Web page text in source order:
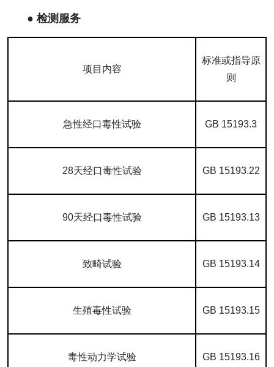
● 检测服务
项目内容
标准或指导原
则
急性经口毒性试验 GB 15193.3
28天经口毒性试验 GB 15193.22
90天经口毒性试验 GB 15193.13
致畸试验 GB 15193.14
生殖毒性试验 GB 15193.15
毒性动力学试验 GB 15193.16